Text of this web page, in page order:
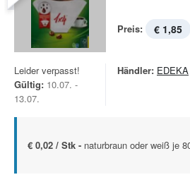
Preis: € 1,85
Leider verpasst!
Gültig: 10.07. -
13.07.
Händler: EDEKA
€ 0,02 / Stk - naturbraun oder weiß je